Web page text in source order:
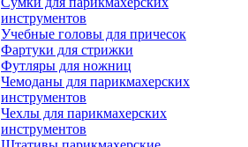
инструментов
Учебные головы для причесок
Фартуки для стрижки
Футляры для ножниц
Чемоданы для парикмахерских
инструментов
Чехлы для парикмахерских
инструментов